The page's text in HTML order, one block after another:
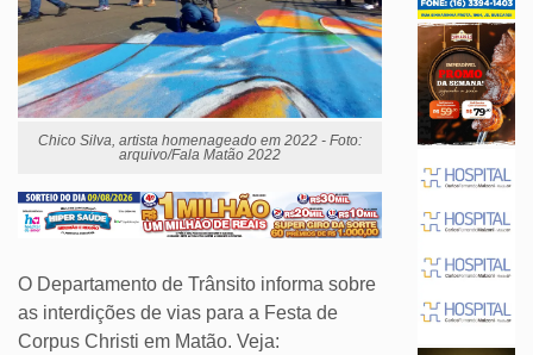
Chico Silva, artista homenageado em 2022 - Foto:
arquivo/Fala Matão 2022
O Departamento de Trânsito informa sobre
as interdições de vias para a Festa de
Corpus Christi em Matão. Veja: